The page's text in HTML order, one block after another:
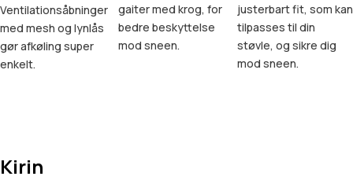
Ventilationsåbninger
med mesh og lynlås
gør afkøling super
enkelt.
gaiter med krog, for
bedre beskyttelse
mod sneen.
justerbart fit, som kan
tilpasses til din
støvle, og sikre dig
mod sneen.
Kirin